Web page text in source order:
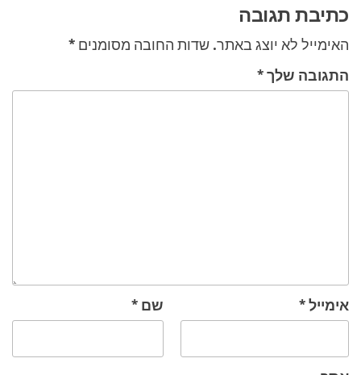
כתיבת תגובה
האימייל לא יוצג באתר. שדות החובה מסומנים *
התגובה שלך*
שם * אימייל*